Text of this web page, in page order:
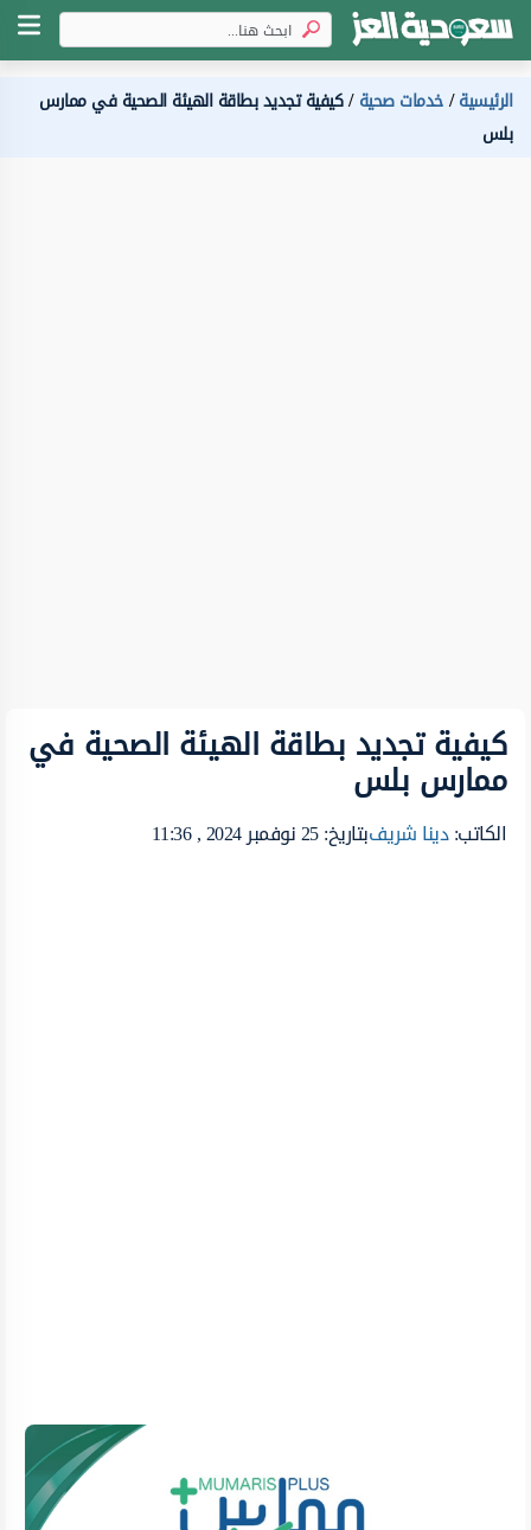
الرئيسية خدمات صحية كيفية تجديد بطاقة الهيئة الصحية في ممارس
بلس
كيفية تجديد بطاقة الهيئة الصحية في
ممارس بلس
الكاتب:دينا شريفبتاريخ: 25 نوفمبر 2024 , 11:36